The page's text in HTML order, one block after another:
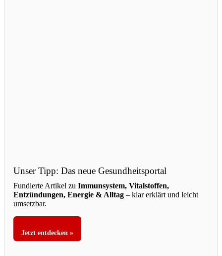
Unser Tipp: Das neue Gesundheitsportal
Fundierte Artikel zu Immunsystem, Vitalstoffen,
Entzündungen, Energie & Alltag – klar erklärt und leicht
umsetzbar.
Jetzt entdecken »